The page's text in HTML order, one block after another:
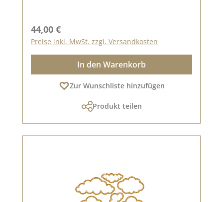
Regulärer Preis:
44,00 €
Preise inkl. MwSt. zzgl. Versandkosten
In den Warenkorb
Zur Wunschliste hinzufügen
Produkt teilen